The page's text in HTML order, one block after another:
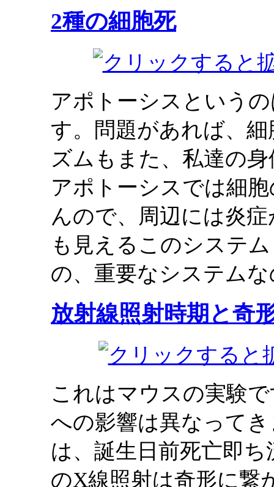
2種の細胞死
アポトーシスという
す。問題があれば、
ズムもまた、私達の
アポトーシスでは細
んので、周辺には炎
も見えるこのシステ
の、重要なシステム
放射線照射時期と奇
これはマウスの実験
への影響は異なって
は、誕生日前死亡即
のX線照射は奇形に繋